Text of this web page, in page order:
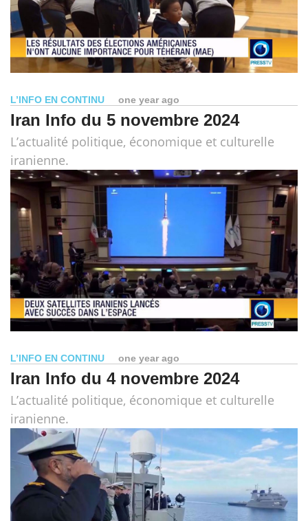
L’INFO EN CONTINU one year ago
Iran Info du 5 novembre 2024
L’actualité politique, économique et culturelle
iranienne.
L’INFO EN CONTINU one year ago
Iran Info du 4 novembre 2024
L’actualité politique, économique et culturelle
iranienne.